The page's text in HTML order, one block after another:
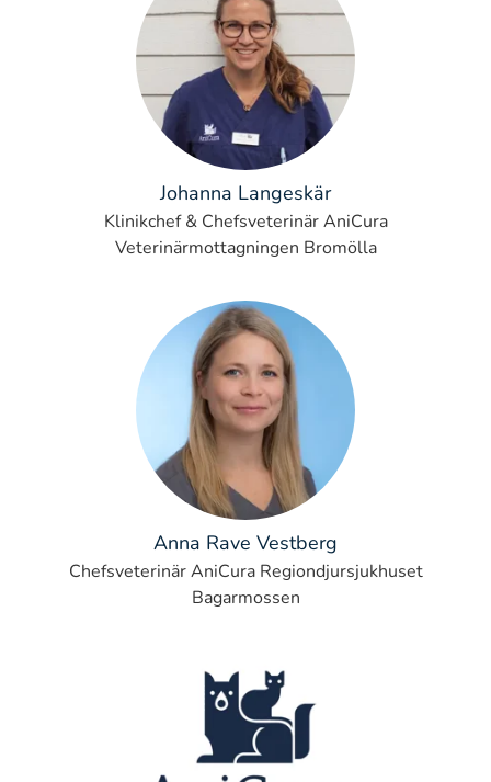
Johanna Langeskär
Klinikchef & Chefsveterinär AniCura
Veterinärmottagningen Bromölla
Anna Rave Vestberg
Chefsveterinär AniCura Regiondjursjukhuset
Bagarmossen